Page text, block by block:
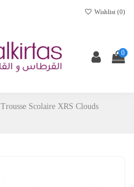
Wishlist (0)
0
Trousse Scolaire XRS Clouds